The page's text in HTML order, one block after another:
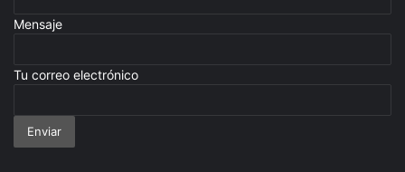
Mensaje
Tu correo electrónico